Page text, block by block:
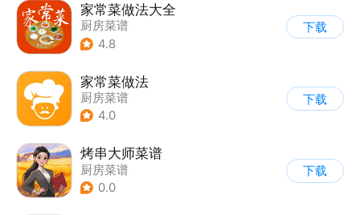
家常菜做法大全
厨房菜谱
4.8
下载
家常菜做法
厨房菜谱
4.0
下载
烤串大师菜谱
厨房菜谱
0.0
下载